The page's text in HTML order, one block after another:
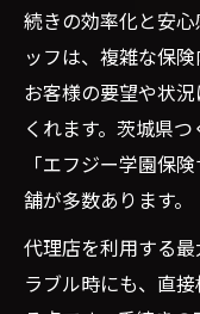
続きの効率化と安
ッフは、複雑な保
お客様の要望や状
くれます。茨城県
「エフジー学園保
舗が多数あります。
代理店を利用する
ラブル時にも、直